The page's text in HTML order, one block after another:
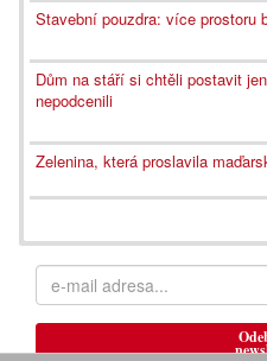
Stavební pouzdra: více prostoru
Dům na stáří si chtěli postavit
nepodcenili
Zelenina, která proslavila